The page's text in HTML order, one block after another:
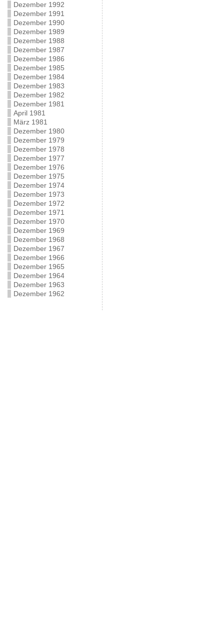
Dezember 1992
Dezember 1991
Dezember 1990
Dezember 1989
Dezember 1988
Dezember 1987
Dezember 1986
Dezember 1985
Dezember 1984
Dezember 1983
Dezember 1982
Dezember 1981
April 1981
März 1981
Dezember 1980
Dezember 1979
Dezember 1978
Dezember 1977
Dezember 1976
Dezember 1975
Dezember 1974
Dezember 1973
Dezember 1972
Dezember 1971
Dezember 1970
Dezember 1969
Dezember 1968
Dezember 1967
Dezember 1966
Dezember 1965
Dezember 1964
Dezember 1963
Dezember 1962